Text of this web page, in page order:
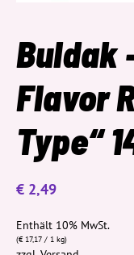
Buldak
Flavor
Type“
€ 2,49
Enthält 10% MwSt.
(€17,17 / 1 kg)